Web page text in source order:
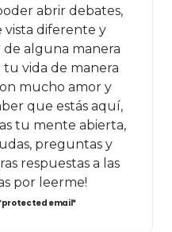
abrir debates,
diferente y
alguna manera
vida de manera
mucho amor y
que estás aquí,
tu mente abierta,
preguntas y
respuestas a las
por leerme!
email*